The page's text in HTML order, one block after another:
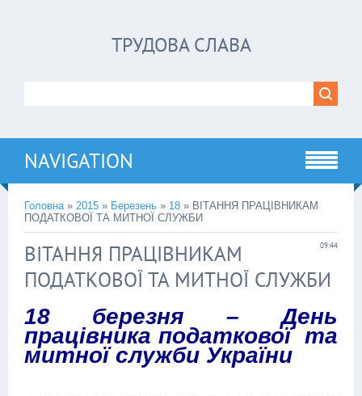
ТРУДОВА СЛАВА
NAVIGATION
Головна» 2015 » Березень » 18 » ВІТАННЯ ПРАЦІВНИКАМ
ПОДАТКОВОЇ ТА МИТНОЇ СЛУЖБИ
09:44
ВІТАННЯ ПРАЦІВНИКАМ
ПОДАТКОВОЇ ТА МИТНОЇ СЛУЖБИ
18 березня – День
працівника податкової та
митної служби України